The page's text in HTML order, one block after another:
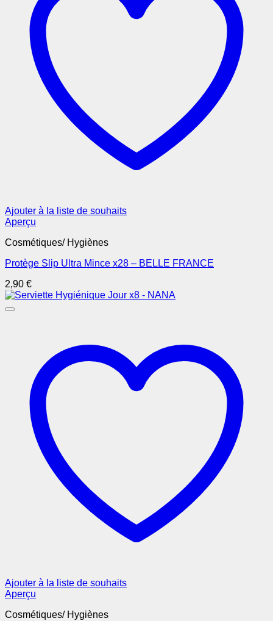
Ajouter à la liste de souhaits
Aperçu
Cosmétiques/ Hygiènes
Protège Slip Ultra Mince x28 – BELLE FRANCE
2,90 €
Ajouter à la liste de souhaits
Aperçu
Cosmétiques/ Hygiènes